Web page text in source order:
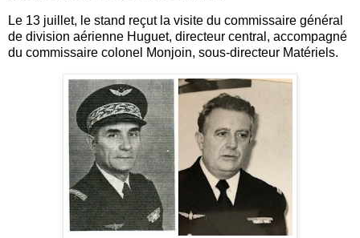
Le 13 juillet, le stand reçut la visite du commissaire général
de division aérienne Huguet, directeur central, accompagné
du commissaire colonel Monjoin, sous-directeur Matériels.